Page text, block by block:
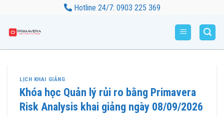
Hotline 24/7: 0903 225 369
LỊCH KHAI GIẢNG
Khóa học Quản lý rủi ro bằng Primavera
Risk Analysis khai giảng ngày 08/09/2026